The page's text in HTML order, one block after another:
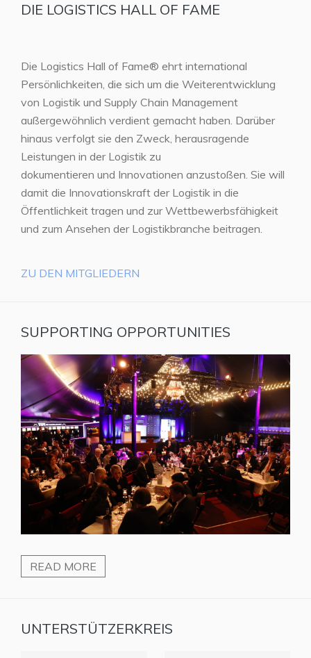
DIE LOGISTICS HALL OF FAME
Die Logistics Hall of Fame® ehrt international
Persönlichkeiten, die sich um die Weiterentwicklung
von Logistik und Supply Chain Management
außergewöhnlich verdient gemacht haben. Darüber
hinaus verfolgt sie den Zweck, herausragende
Leistungen in der Logistik zu
dokumentieren und Innovationen anzustoßen. Sie will
damit die Innovationskraft der Logistik in die
Öffentlichkeit tragen und zur Wettbewerbsfähigkeit
und zum Ansehen der Logistikbranche beitragen.
ZU DEN MITGLIEDERN
SUPPORTING OPPORTUNITIES
READ MORE
UNTERSTÜTZERKREIS